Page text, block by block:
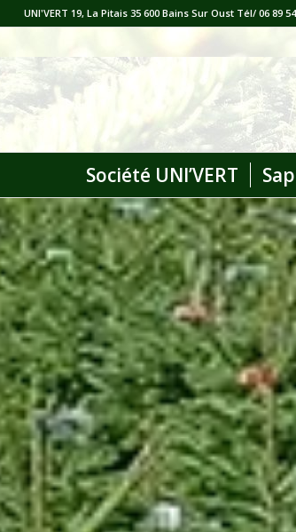
UNI'VERT 19, La Pitais 35 600 Bains Sur Oust Tél/ 06 89
Société UNI’VERT